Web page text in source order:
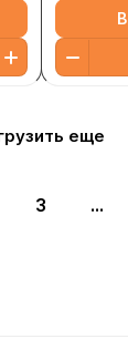
еще
3 ...